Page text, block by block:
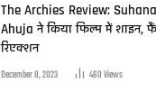
The Archies Review:
Ahuja ने किया फिल्म में शाइन,
रिएक्शन
December 8, 2023 460Views